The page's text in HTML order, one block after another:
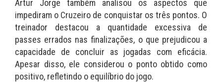
Artur Jorge também analisou os aspectos que
impediram o Cruzeiro de conquistar os três pontos. O
treinador destacou a quantidade excessiva de
passes errados nas finalizações, o que prejudicou a
capacidade de concluir as jogadas com eficácia.
Apesar disso, ele considerou o ponto obtido como
positivo, refletindo o equilíbrio do jogo.